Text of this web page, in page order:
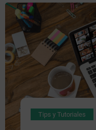
Tips y Tutoriales